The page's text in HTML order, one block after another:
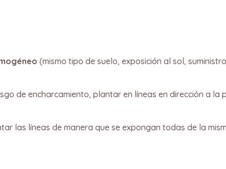
(mismo tipo de suelo, exposición al sol,
de encharcamiento, plantar en líneas en dirección a la
las líneas de manera que se expongan todas de la